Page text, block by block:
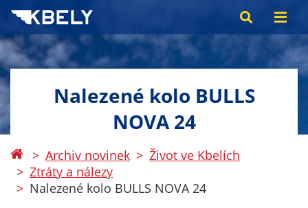
Nalezené kolo BULLS
NOVA 24
Archiv novinek
Život ve Kbelích
Ztráty a nálezy
Nalezené kolo BULLS NOVA 24